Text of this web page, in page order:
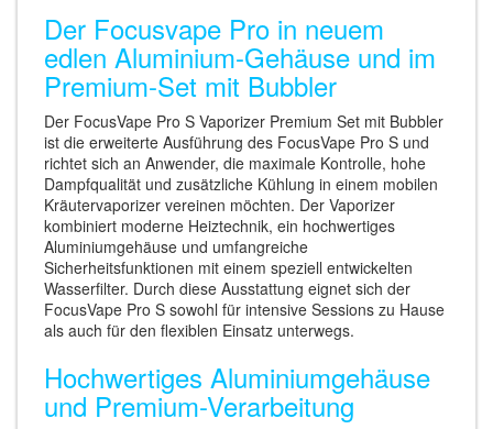
Der Focusvape Pro in neuem
edlen Aluminium-Gehäuse und im
Premium-Set mit Bubbler
Der FocusVape Pro S Vaporizer Premium Set mit Bubbler
ist die erweiterte Ausführung des FocusVape Pro S und
richtet sich an Anwender, die maximale Kontrolle, hohe
Dampfqualität und zusätzliche Kühlung in einem mobilen
Kräutervaporizer vereinen möchten. Der Vaporizer
kombiniert moderne Heiztechnik, ein hochwertiges
Aluminiumgehäuse und umfangreiche
Sicherheitsfunktionen mit einem speziell entwickelten
Wasserfilter. Durch diese Ausstattung eignet sich der
FocusVape Pro S sowohl für intensive Sessions zu Hause
als auch für den flexiblen Einsatz unterwegs.
Hochwertiges Aluminiumgehäuse
und Premium-Verarbeitung